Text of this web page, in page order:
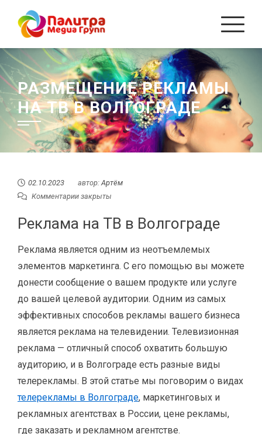
Перейти
содержанию
РАЗМЕЩЕНИЕ РЕКЛАМЫ
НА ТВ В ВОЛГОГРАДЕ
02.10.2023 автор:Артём
Комментарии закрыты
Реклама на ТВ в Волгограде
Реклама является одним из неотъемлемых
элементов маркетинга. С его помощью вы можете
донести сообщение о вашем продукте или услуге
до вашей целевой аудитории. Одним из самых
эффективных способов рекламы вашего бизнеса
является реклама на телевидении. Телевизионная
реклама — отличный способ охватить большую
аудиторию, и в Волгограде есть разные виды
телерекламы. В этой статье мы поговорим о видах
телерекламы в Волгограде, маркетинговых и
рекламных агентствах в России, цене рекламы,
где заказать и рекламном агентстве.